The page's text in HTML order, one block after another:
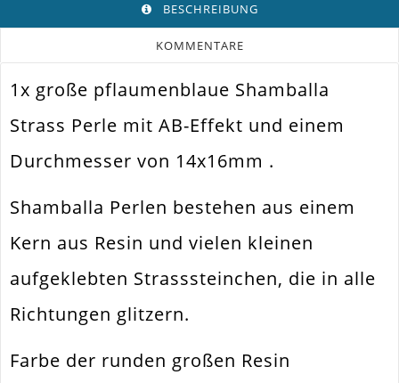
BESCHREIBUNG
KOMMENTARE
Farbe Blau
Funktion Schmuckperle
Spezifikation Shamballa Strassperle
Verwendung
Halsketten. Armbänder. Ohrringe.
Universell Einsetzbar
Perlengröße 14x16mm
Fädelloch /
Innendurchmesser
1.5mm
Form / Motiv Rund
1x große pflaumenblaue Shamballa
Strass Perle mit AB-Effekt und einem
Durchmesser von 14x16mm .
Shamballa Perlen bestehen aus einem
Kern aus Resin und vielen kleinen
aufgeklebten Strasssteinchen, die in alle
Richtungen glitzern.
Farbe der runden großen Resin